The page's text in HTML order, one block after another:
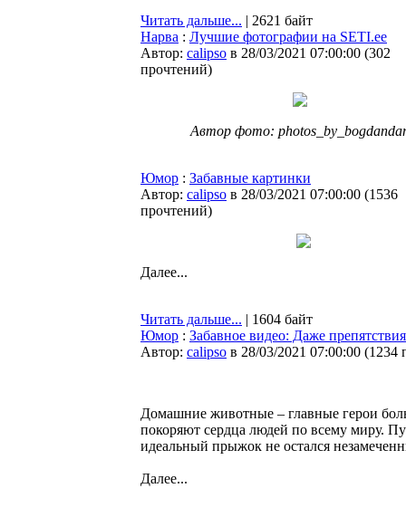
Читать дальше... | 2621 байт
Нарва : Лучшие фотографии на SETI.ee
Автор: calipso в 28/03/2021 07:00:00 (302
прочтений)
Автор фото:
Юмор : Забавные картинки
Автор: calipso в 28/03/2021 07:00:00 (1536
прочтений)
Далее...
Читать дальше... | 1604 байт
Юмор : Забавное видео: Даже
Автор: calipso в 28/03/2021 07:00:00 (1234
Домашние животные – главные герои
покоряют сердца людей по всему миру.
идеальный прыжок не остался
Далее...